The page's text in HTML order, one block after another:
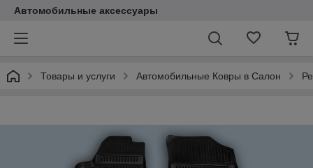
Автомобильные аксессуары
Товары и услуги Автомобильные Ковры в Салон